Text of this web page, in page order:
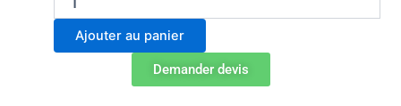
BA6095
Stomacher
Ajouter au panier
Demander devis